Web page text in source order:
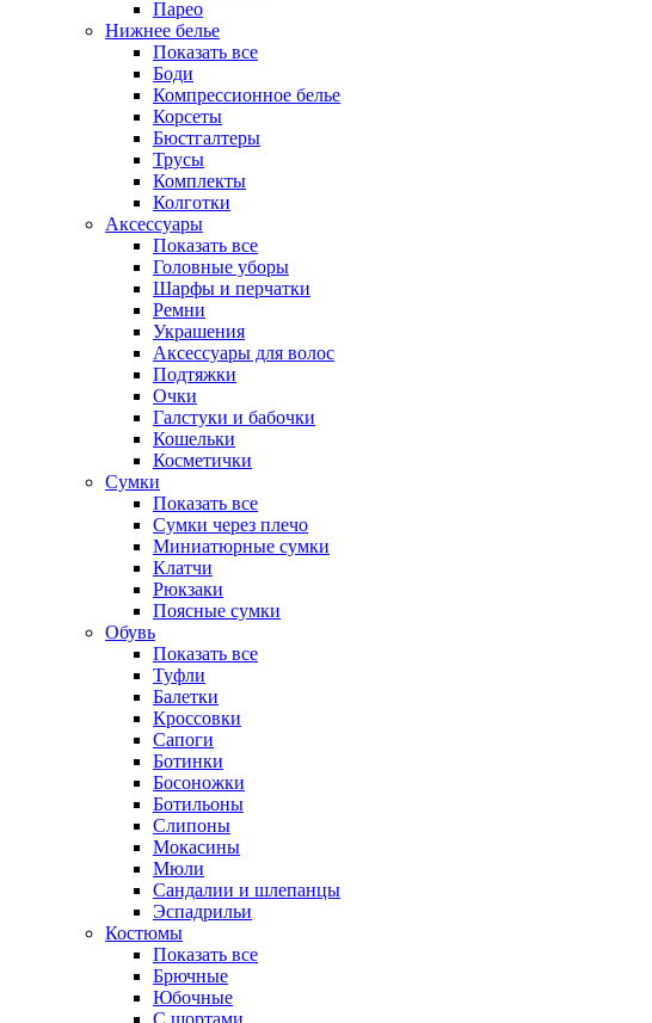
Парео
Нижнее белье
Показать все
Боди
Компрессионное белье
Корсеты
Бюстгалтеры
Трусы
Комплекты
Колготки
Аксессуары
Показать все
Головные уборы
Шарфы и перчатки
Ремни
Украшения
Аксессуары для волос
Подтяжки
Очки
Галстуки и бабочки
Кошельки
Косметички
Сумки
Показать все
Сумки через плечо
Миниатюрные cумки
Клатчи
Рюкзаки
Поясные сумки
Обувь
Показать все
Туфли
Балетки
Кроссовки
Сапоги
Ботинки
Босоножки
Ботильоны
Слипоны
Мокасины
Мюли
Сандалии и шлепанцы
Эспадрильи
Костюмы
Показать все
Брючные
Юбочные
С шортами